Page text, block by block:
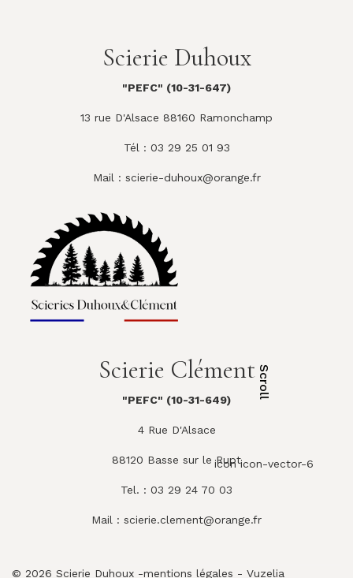
Scroll
icon icon-vector-6
Scierie Duhoux
"PEFC" (10-31-647)
13 rue D'Alsace 88160 Ramonchamp
Tél : 03 29 25 01 93
Mail : scierie-duhoux@orange.fr
Scierie Clément
"PEFC" (10-31-649)
4 Rue D'Alsace
88120 Basse sur le Rupt
Tel. : 03 29 24 70 03
Mail : scierie.clement@orange.fr
© 2026 Scierie Duhoux -mentions légales - Vuzelia